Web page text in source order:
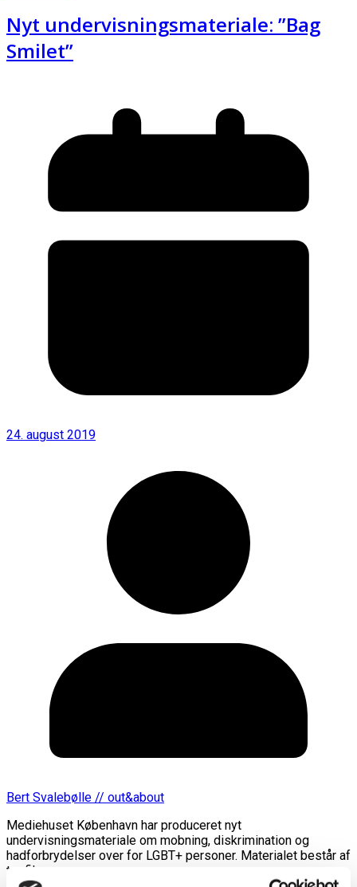
Nyt undervisningsmateriale: ”Bag
Smilet”
24. august 2019
Bert Svalebølle // out&about
Mediehuset København har produceret nyt
undervisningsmateriale om mobning, diskrimination og
hadforbrydelser over for LGBT+ personer. Materialet består af
tre film